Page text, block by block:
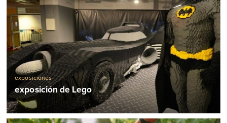
exposiciones
exposición de Lego